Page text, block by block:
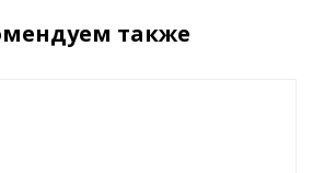
ковра усилена подпятником
также